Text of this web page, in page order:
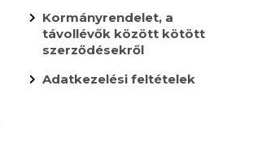
Kormányrendelet, a
távollévők között kötött
szerződésekről
Adatkezelési feltételek